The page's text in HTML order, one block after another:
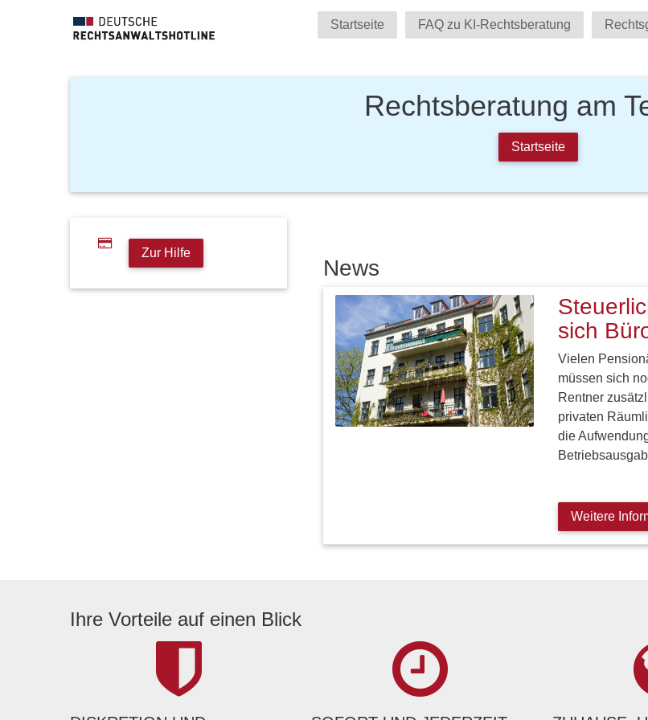
Startseite FAQ zu KI-Rechtsberatung
Rechtsberatung am
Startseite
Zur Hilfe
News
sich
Vielen
müssen sich
Rentner
privaten
die
Weitere
Ihre Vorteile auf einen Blick